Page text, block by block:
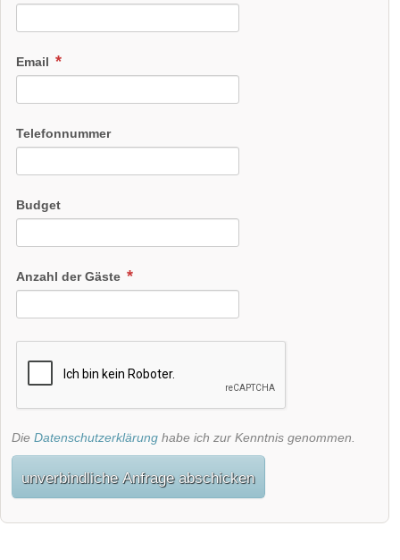
Email
Telefonnummer
Budget
Anzahl der Gäste
Die Datenschutzerklärung habe ich zur Kenntnis genommen.
unverbindliche Anfrage abschicken